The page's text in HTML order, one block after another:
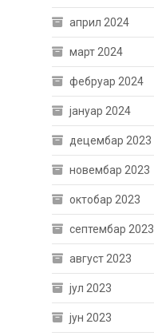
април 2024
март 2024
фебруар 2024
јануар 2024
децембар 2023
новембар 2023
октобар 2023
септембар 2023
август 2023
јул 2023
јун 2023